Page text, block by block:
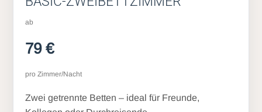
ab
79 €
pro Zimmer/Nacht
Zwei getrennte Betten – ideal für Freunde,